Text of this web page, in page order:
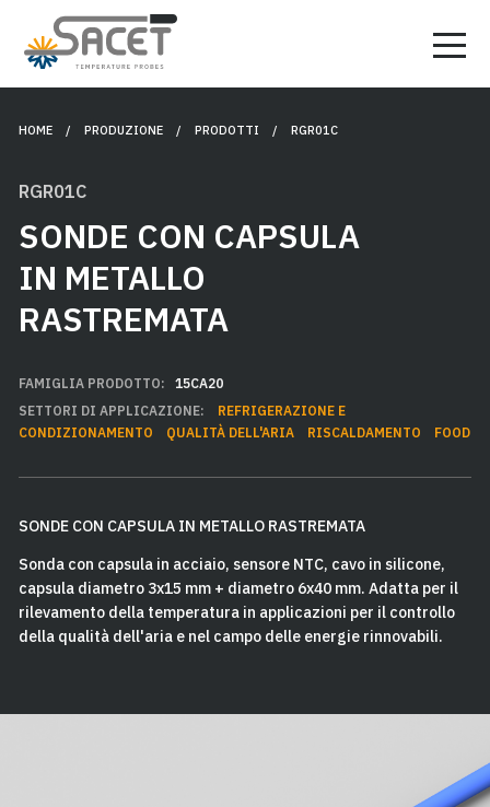
HOME / PRODUZIONE /PRODOTTI / RGR01C
RGR01C
SONDE CON CAPSULA
IN METALLO
RASTREMATA
FAMIGLIA PRODOTTO:15CA20
SETTORI DI APPLICAZIONE: REFRIGERAZIONE E
CONDIZIONAMENTO
QUALITÀ DELL'ARIA RISCALDAMENTO FOOD
SONDE CON CAPSULA IN METALLO RASTREMATA
Sonda con capsula in acciaio, sensore NTC, cavo in silicone,
capsula diametro 3x15 mm + diametro 6x40 mm. Adatta per il
rilevamento della temperatura in applicazioni per il controllo
della qualità dell'aria e nel campo delle energie rinnovabili.